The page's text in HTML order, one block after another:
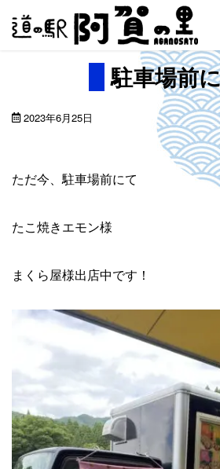
Skip
駐車場前
2023年6月25日
ただ今、駐車場前にて
たこ焼きエモン様
まくら屋様出店中です！